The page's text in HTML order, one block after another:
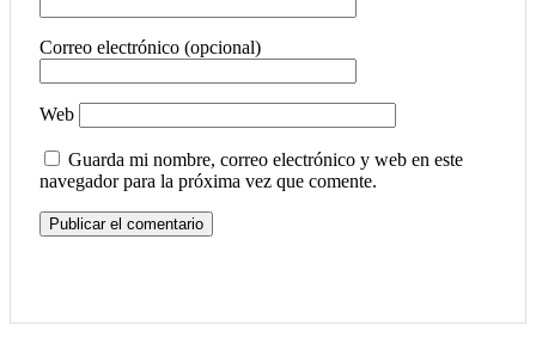
Correo electrónico (opcional)
Web
Guarda mi nombre, correo electrónico y web en este
navegador para la próxima vez que comente.